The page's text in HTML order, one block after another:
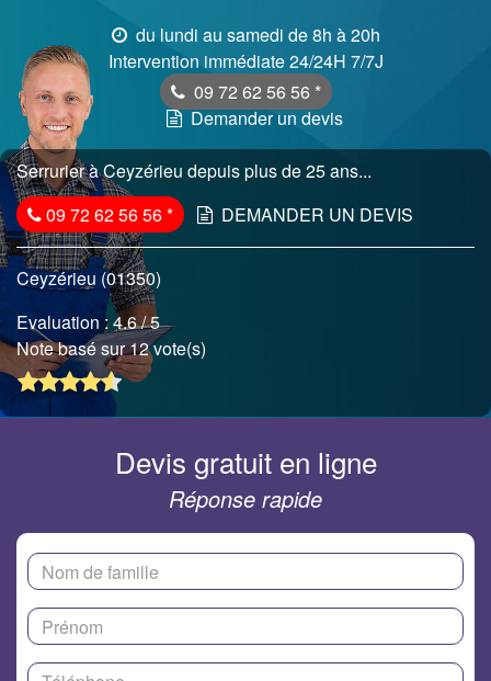
du lundi au samedi de 8h à 20h
Intervention immédiate 24/24H 7/7J
09 72 62 56 56 *
Demander un devis
Serrurier à Ceyzérieu depuis plus de 25 ans...
09 72 62 56 56* DEMANDER UN DEVIS
Ceyzérieu (01350)
Evaluation :4.6/ 5
Note basé sur 12 vote(s)
Devis gratuit en ligne
Réponse rapide